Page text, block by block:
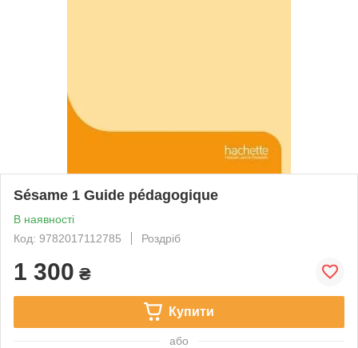
Sésame 1 Guide pédagogique
В наявності
Код: 9782017112785
Роздріб
1 300 ₴
Купити
або